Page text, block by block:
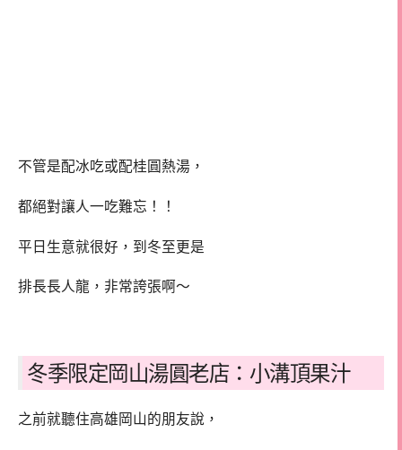
不管是配冰吃或配桂圓熱湯，
都絕對讓人一吃難忘！！
平日生意就很好，到冬至更是
排長長人龍，非常誇張啊～
冬季限定岡山湯圓老店：小溝頂果汁
之前就聽住高雄岡山的朋友說，